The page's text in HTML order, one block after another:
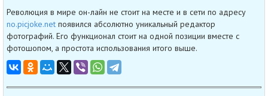
Революция в мире он-лайн не стоит на месте и в сети по адресу
no.picjoke.net появился абсолютно уникальный редактор
фотографий. Его функционал стоит на одной позиции вместе с
фотошопом, а простота использования итого выше.